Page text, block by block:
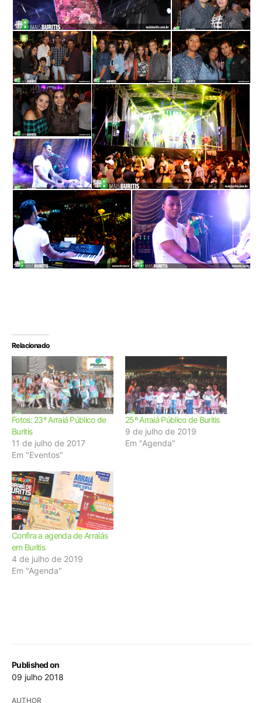
Published on
09 julho 2018
AUTHOR
Relacionado
Fotos: 23º Arraiá Público de
Buritis
11 de julho de 2017
Em "Eventos"
25º Arraiá Público de Buritis
9 de julho de 2019
Em "Agenda"
Confira a agenda de Arraiás
em Buritis
4 de julho de 2019
Em "Agenda"